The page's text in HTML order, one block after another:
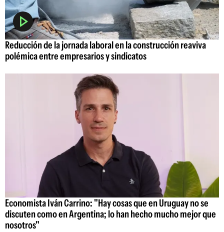
Reducción de la jornada laboral en la construcción reaviva
polémica entre empresarios y sindicatos
Economista Iván Carrino: "Hay cosas que en Uruguay no se
discuten como en Argentina; lo han hecho mucho mejor que
nosotros"